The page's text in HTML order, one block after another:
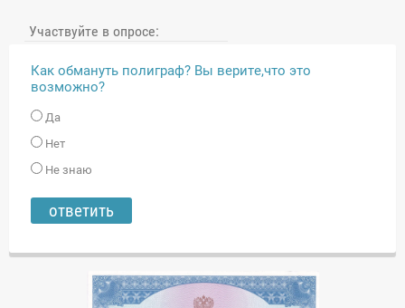
Участвуйте в опросе:
Как обмануть полиграф? Вы верите,что это
возможно?
Да
Нет
Не знаю